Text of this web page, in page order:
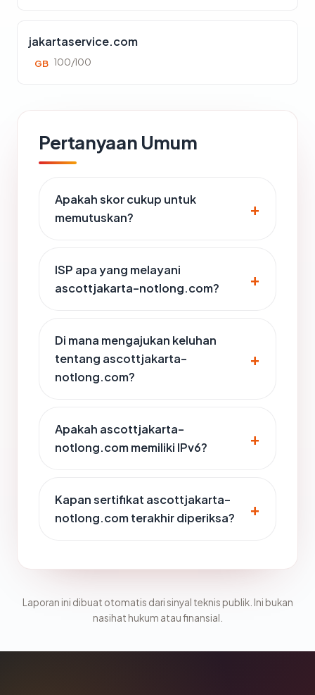
jakartaservice.com
GB 100/100
Pertanyaan Umum
Apakah skor cukup untuk
memutuskan?
ISP apa yang melayani
ascottjakarta-notlong.com?
Di mana mengajukan keluhan
tentang ascottjakarta-
notlong.com?
Apakah ascottjakarta-
notlong.com memiliki IPv6?
Kapan sertifikat ascottjakarta-
notlong.com terakhir diperiksa?
Laporan ini dibuat otomatis dari sinyal teknis publik. Ini bukan
nasihat hukum atau finansial.